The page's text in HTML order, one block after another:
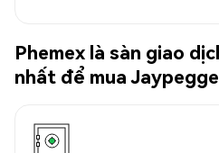
Phemex là sàn giao
nhất để mua